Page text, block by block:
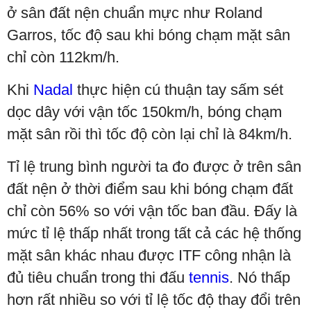
ở sân đất nện chuẩn mực như Roland
Garros, tốc độ sau khi bóng chạm mặt sân
chỉ còn 112km/h.
Khi Nadal thực hiện cú thuận tay sấm sét
dọc dây với vận tốc 150km/h, bóng chạm
mặt sân rồi thì tốc độ còn lại chỉ là 84km/h.
Tỉ lệ trung bình người ta đo được ở trên sân
đất nện ở thời điểm sau khi bóng chạm đất
chỉ còn 56% so với vận tốc ban đầu. Đấy là
mức tỉ lệ thấp nhất trong tất cả các hệ thống
mặt sân khác nhau được ITF công nhận là
đủ tiêu chuẩn trong thi đấu tennis. Nó thấp
hơn rất nhiều so với tỉ lệ tốc độ thay đổi trên